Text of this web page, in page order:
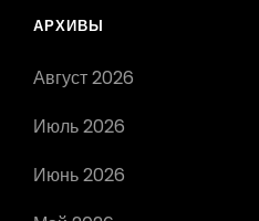
АРХИВЫ
Август 2026
Июль 2026
Июнь 2026